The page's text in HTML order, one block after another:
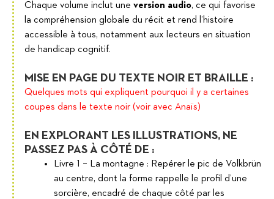
Chaque volume inclut une version audio, ce qui favorise
la compréhension globale du récit et rend l’histoire
accessible à tous, notamment aux lecteurs en situation
de handicap cognitif.
MISE EN PAGE DU TEXTE NOIR ET BRAILLE :
Quelques mots qui expliquent pourquoi il y a certaines
coupes dans le texte noir (voir avec Anaïs)
EN EXPLORANT LES ILLUSTRATIONS, NE
PASSEZ PAS À CÔTÉ DE :
Livre 1 – La montagne : Repérer le pic de Volkbrün
au centre, dont la forme rappelle le profil d’une
sorcière, encadré de chaque côté par les